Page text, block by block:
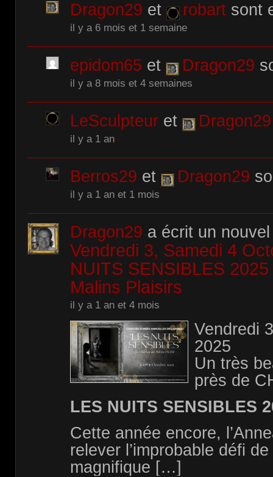
Dragon29 et robartsont
il y a 6 mois et 1 semaine
epidom65 et Dragon29
il y a 8 mois et 4 semaines
LeSculpteuret Dragon29
il y a 1 an
Berros29 et Dragon29
il y a 1 an et 1 mois
Dragon29 a écrit un
Vendredi 3, Samedi 4
NUITS SENSIBLES
Malins Plaisirs
il y a 1 an et 4 mois
Vendredi
2025
Un très
près de
LES NUITS SENSIBLES
Cette année encore,
relever l’improbable défi
magnifique […]